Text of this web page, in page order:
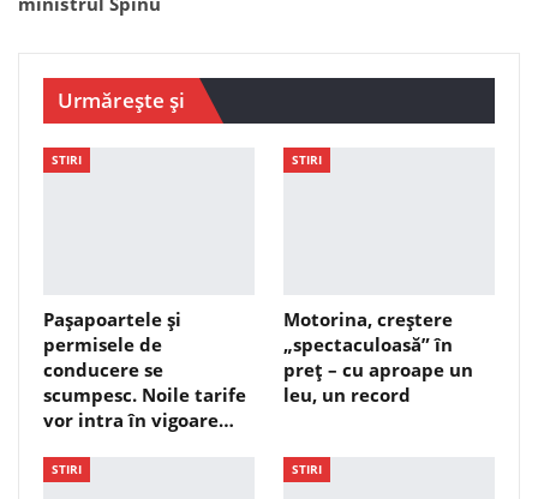
Urmărește și
STIRI
Pașapoartele și
permisele de
conducere se
scumpesc. Noile tarife
vor intra în vigoare…
STIRI
Motorina, creștere
„spectaculoasă” în
preț – cu aproape un
leu, un record
STIRI STIRI